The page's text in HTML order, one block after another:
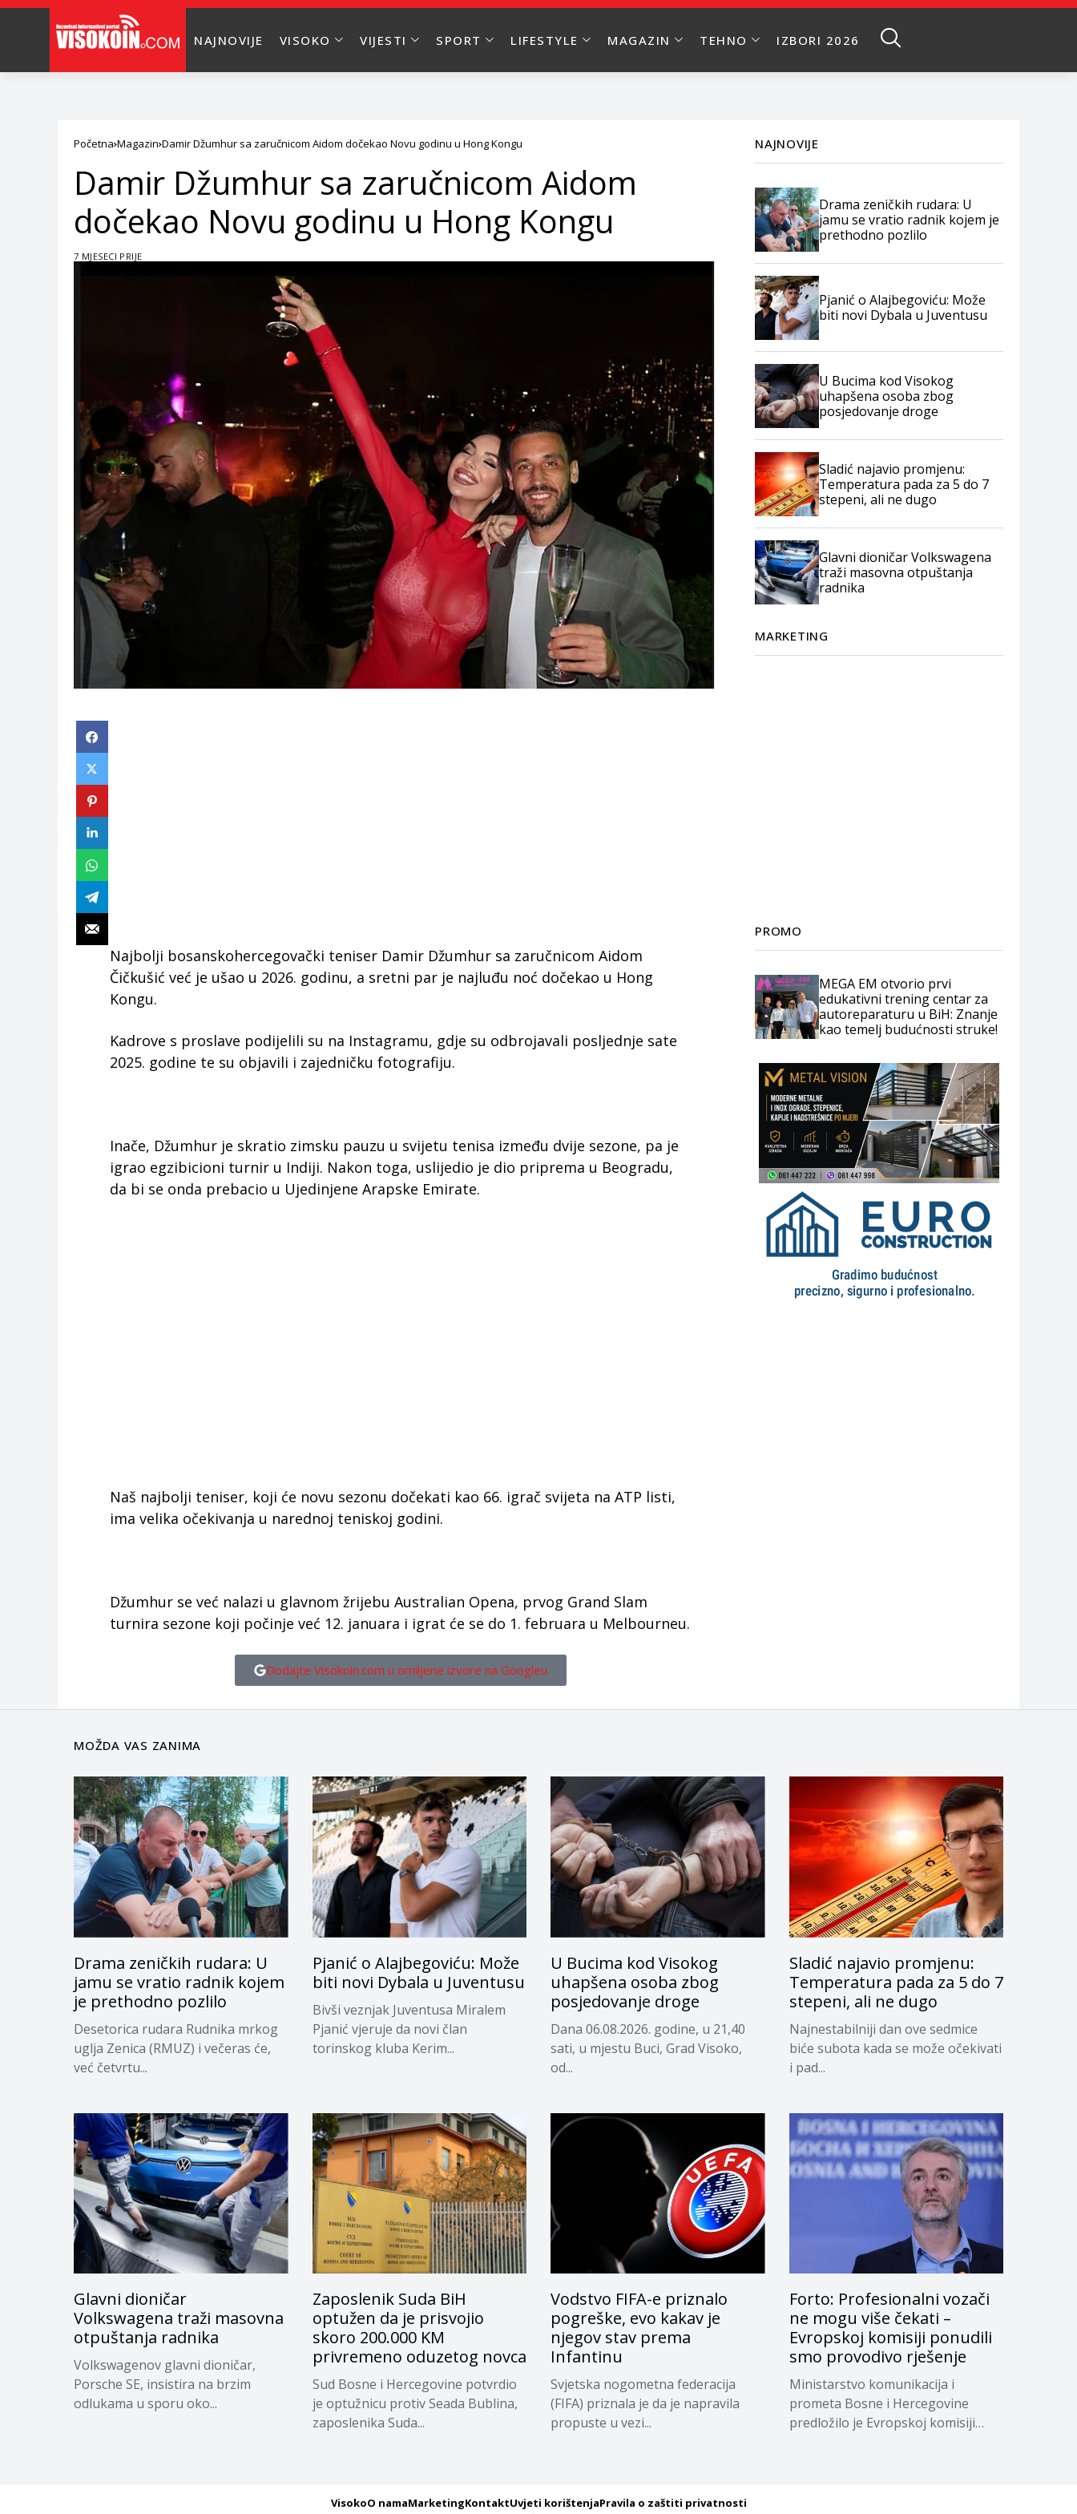
NAJNOVIJE VISOKO VIJESTI SPORT LIFESTYLE MAGAZIN TEHNO IZBORI 2026
Početna Magazin Damir Džumhur sa zaručnicom Aidom dočekao Novu godinu u Hong Kongu
Damir Džumhur sa zaručnicom Aidom
dočekao Novu godinu u Hong Kongu
7 MJESECI PRIJE
Najbolji bosanskohercegovački teniser Damir Džumhur sa zaručnicom Aidom
Čičkušić već je ušao u 2026. godinu, a sretni par je najluđu noć dočekao u Hong
Kongu.
Kadrove s proslave podijelili su na Instagramu, gdje su odbrojavali posljednje sate
2025. godine te su objavili i zajedničku fotografiju.
Inače, Džumhur je skratio zimsku pauzu u svijetu tenisa između dvije sezone, pa je
igrao egzibicioni turnir u Indiji. Nakon toga, uslijedio je dio priprema u Beogradu,
da bi se onda prebacio u Ujedinjene Arapske Emirate.
Naš najbolji teniser, koji će novu sezonu dočekati kao 66. igrač svijeta na ATP listi,
ima velika očekivanja u narednoj teniskoj godini.
Džumhur se već nalazi u glavnom žrijebu Australian Opena, prvog Grand Slam
turnira sezone koji počinje već 12. januara i igrat će se do 1. februara u Melbourneu.
Dodajte Visokoin.com u omiljene izvore na Googleu
NAJNOVIJE
Drama zeničkih rudara: U
jamu se vratio radnik kojem je
prethodno pozlilo
Pjanić o Alajbegoviću: Može
biti novi Dybala u Juventusu
U Bucima kod Visokog
uhapšena osoba zbog
posjedovanje droge
Sladić najavio promjenu:
Temperatura pada za 5 do 7
stepeni, ali ne dugo
Glavni dioničar Volkswagena
traži masovna otpuštanja
radnika
MARKETING
PROMO
MEGA EM otvorio prvi
edukativni trening centar za
autoreparaturu u BiH: Znanje
kao temelj budućnosti struke!
MOŽDA VAS ZANIMA
Drama zeničkih rudara: U
jamu se vratio radnik kojem
je prethodno pozlilo
Desetorica rudara Rudnika mrkog
uglja Zenica (RMUZ) i večeras će,
već četvrtu...
Pjanić o Alajbegoviću: Može
biti novi Dybala u Juventusu
Bivši veznjak Juventusa Miralem
Pjanić vjeruje da novi član
torinskog kluba Kerim...
U Bucima kod Visokog
uhapšena osoba zbog
posjedovanje droge
Dana 06.08.2026. godine, u 21,40
sati, u mjestu Buci, Grad Visoko,
od...
Sladić najavio promjenu:
Temperatura pada za 5 do 7
stepeni, ali ne dugo
Najnestabilniji dan ove sedmice
biće subota kada se može očekivati
i pad...
Glavni dioničar
Volkswagena traži masovna
otpuštanja radnika
Volkswagenov glavni dioničar,
Porsche SE, insistira na brzim
odlukama u sporu oko...
Zaposlenik Suda BiH
optužen da je prisvojio
skoro 200.000 KM
privremeno oduzetog novca
Sud Bosne i Hercegovine potvrdio
je optužnicu protiv Seada Bublina,
zaposlenika Suda...
Vodstvo FIFA-e priznalo
pogreške, evo kakav je
njegov stav prema
Infantinu
Svjetska nogometna federacija
(FIFA) priznala je da je napravila
propuste u vezi...
Forto: Profesionalni vozači
ne mogu više čekati –
Evropskoj komisiji ponudili
smo provodivo rješenje
Ministarstvo komunikacija i
prometa Bosne i Hercegovine
predložilo je Evropskoj komisiji
VisokoO namaMarketingKontaktUvjeti korištenjaPravila o zaštiti privatnosti